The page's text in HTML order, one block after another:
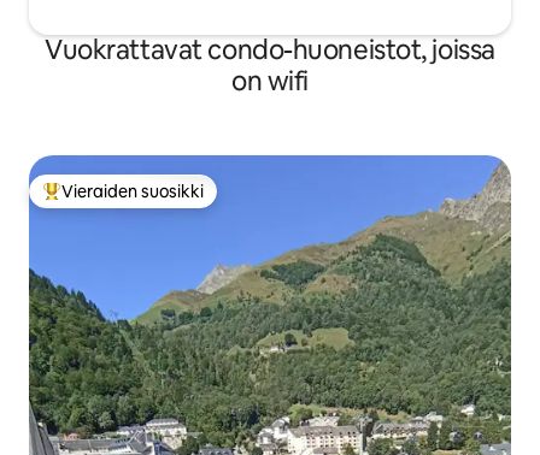
Vuokrattavat condo-huoneistot, joissa
on wifi
Vieraiden suosikkien parhaimmistoa
Vieraiden suosikki